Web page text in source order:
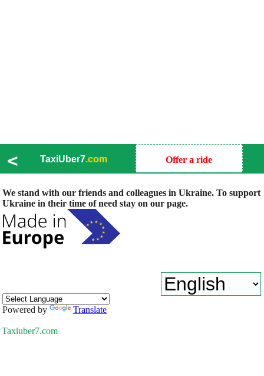
< TaxiUber7.com Offer a ride
We stand with our friends and colleagues in Ukraine. To support
Ukraine in their time of need stay on our page.
Powered by Translate
Taxiuber7.com